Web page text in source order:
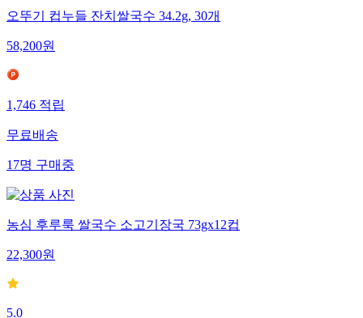
오뚜기 컵누들 잔치쌀국수 34.2g, 30개
58,200원
1,746적립
무료배송
17명구매중
농심 후루룩 쌀국수 소고기장국 73gx12컵
22,300원